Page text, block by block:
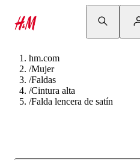
hm.com
/Mujer
/Faldas
/Cintura alta
/Falda lencera de satín